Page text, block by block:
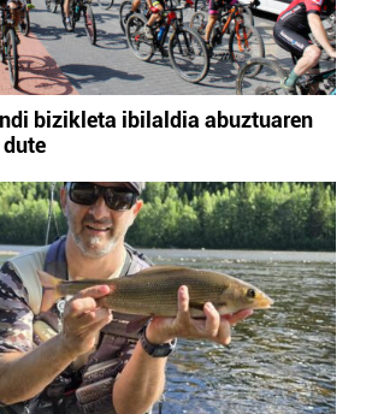
bizikleta ibilaldia abuztuaren